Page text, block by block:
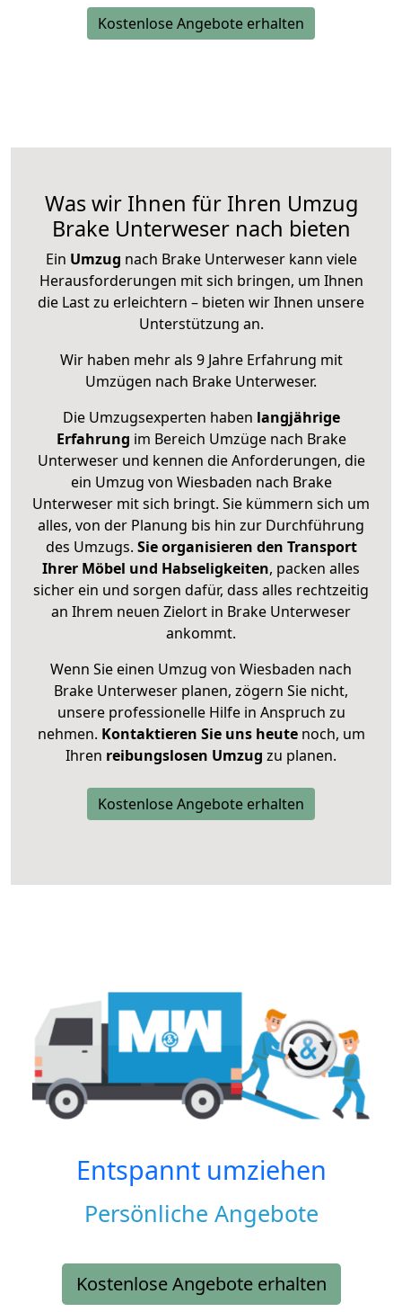
Kostenlose Angebote erhalten
Was wir Ihnen für Ihren Umzug
Brake Unterweser nach bieten
Ein Umzug nach Brake Unterweser kann viele
Herausforderungen mit sich bringen, um Ihnen
die Last zu erleichtern – bieten wir Ihnen unsere
Unterstützung an.
Wir haben mehr als 9 Jahre Erfahrung mit
Umzügen nach Brake Unterweser.
Die Umzugsexperten haben langjährige
Erfahrung im Bereich Umzüge nach Brake
Unterweser und kennen die Anforderungen, die
ein Umzug von Wiesbaden nach Brake
Unterweser mit sich bringt. Sie kümmern sich um
alles, von der Planung bis hin zur Durchführung
des Umzugs. Sie organisieren den Transport
Ihrer Möbel und Habseligkeiten, packen alles
sicher ein und sorgen dafür, dass alles rechtzeitig
an Ihrem neuen Zielort in Brake Unterweser
ankommt.
Wenn Sie einen Umzug von Wiesbaden nach
Brake Unterweser planen, zögern Sie nicht,
unsere professionelle Hilfe in Anspruch zu
nehmen. Kontaktieren Sie uns heutenoch, um
Ihren reibungslosen Umzug zu planen.
Kostenlose Angebote erhalten
Entspannt umziehen
Persönliche Angebote
Kostenlose Angebote erhalten